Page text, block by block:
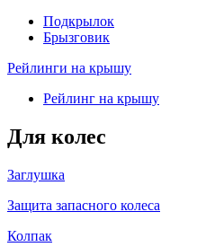
Подкрылок
Брызговик
Рейлинги на крышу
Рейлинг на крышу
Для колес
Заглушка
Защита запасного колеса
Колпак